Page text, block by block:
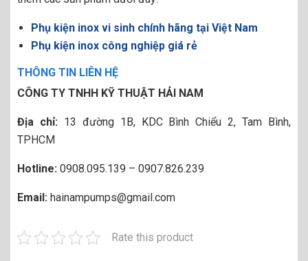
Phụ kiện inox vi sinh chính hãng tại Việt Nam
Phụ kiện inox công nghiệp giá rẻ
THÔNG TIN LIÊN HỆ
CÔNG TY TNHH KỸ THUẬT HẢI NAM
Địa chỉ:13 đường 1B, KDC Bình Chiểu 2, Tam Bình,
TPHCM
Hotline: 0908.095.139 – 0907.826.239
Email: hainampumps@gmail.com
Rate this product